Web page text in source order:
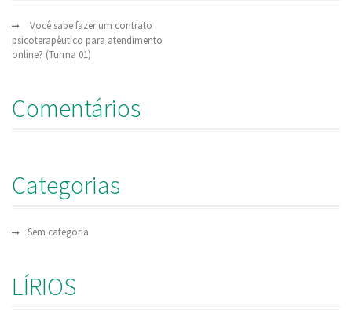
Você sabe fazer um contrato
psicoterapêutico para atendimento
online? (Turma 01)
Comentários
Categorias
Sem categoria
LÍRIOS